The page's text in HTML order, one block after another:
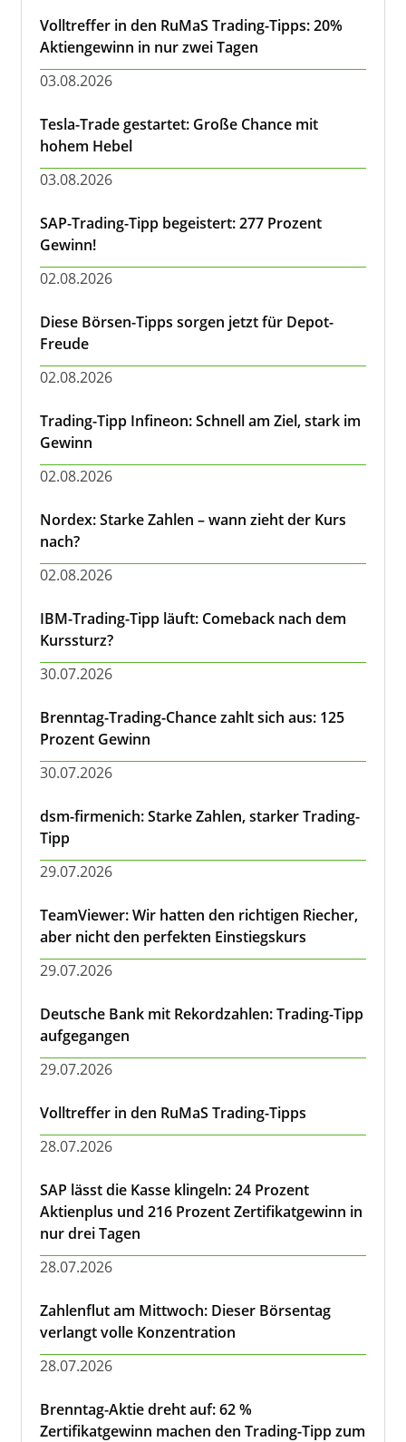
Volltreffer in den RuMaS Trading-Tipps: 20%
Aktiengewinn in nur zwei Tagen
03.08.2026
Tesla-Trade gestartet: Große Chance mit
hohem Hebel
03.08.2026
SAP-Trading-Tipp begeistert: 277 Prozent
Gewinn!
02.08.2026
Diese Börsen-Tipps sorgen jetzt für Depot-
Freude
02.08.2026
Trading-Tipp Infineon: Schnell am Ziel, stark im
Gewinn
02.08.2026
Nordex: Starke Zahlen – wann zieht der Kurs
nach?
02.08.2026
IBM-Trading-Tipp läuft: Comeback nach dem
Kurssturz?
30.07.2026
Brenntag-Trading-Chance zahlt sich aus: 125
Prozent Gewinn
30.07.2026
dsm-firmenich: Starke Zahlen, starker Trading-
Tipp
29.07.2026
TeamViewer: Wir hatten den richtigen Riecher,
aber nicht den perfekten Einstiegskurs
29.07.2026
Deutsche Bank mit Rekordzahlen: Trading-Tipp
aufgegangen
29.07.2026
Volltreffer in den RuMaS Trading-Tipps
28.07.2026
SAP lässt die Kasse klingeln: 24 Prozent
Aktienplus und 216 Prozent Zertifikatgewinn in
nur drei Tagen
28.07.2026
Zahlenflut am Mittwoch: Dieser Börsentag
verlangt volle Konzentration
28.07.2026
Brenntag-Aktie dreht auf: 62 %
Zertifikatgewinn machen den Trading-Tipp zum